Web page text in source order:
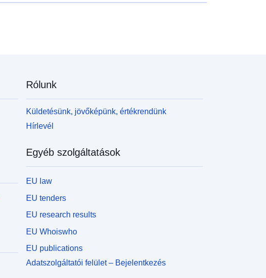
Rólunk
Küldetésünk, jövőképünk, értékrendünk
Hírlevél
Egyéb szolgáltatások
EU law
EU tenders
EU research results
EU Whoiswho
EU publications
Adatszolgáltatói felület – Bejelentkezés